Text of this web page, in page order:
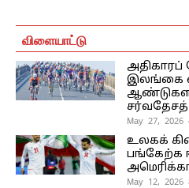
விளையாட்டு
அதிகாரப்
இலங்கை
May 27, 2026
உலகக்
பங்கேற்க
May 12, 2026